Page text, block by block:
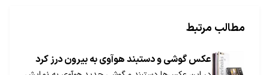
مطالب مرتبط
عکس گوشی و دستبند هوآوی به بیرون درز کرد